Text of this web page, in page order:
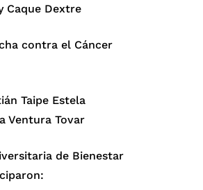
Caque Dextre
contra el Cáncer
Taipe Estela
Ventura Tovar
de Bienestar